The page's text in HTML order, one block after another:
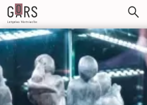
Pārlekt
galveno
saturu